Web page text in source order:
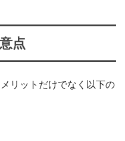
点
リットだけでなく以下の